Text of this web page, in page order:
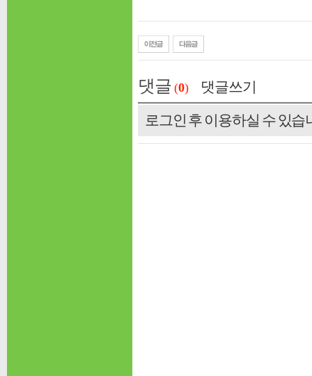
댓글(0)
댓글쓰기
로그인 후 이용하실 수 있